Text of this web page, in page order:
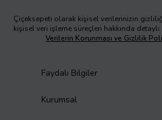
Çiçeksepeti olarak kişisel verilerinizin
kişisel veri işleme süreçleri hakkında
Verilerin Korunması ve Gizlilik
Faydalı Bilgiler
Kurumsal